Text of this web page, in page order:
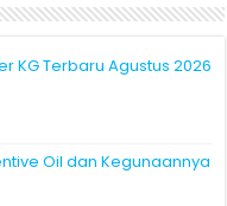
KG Terbaru Agustus 2026
Oil dan Kegunaannya